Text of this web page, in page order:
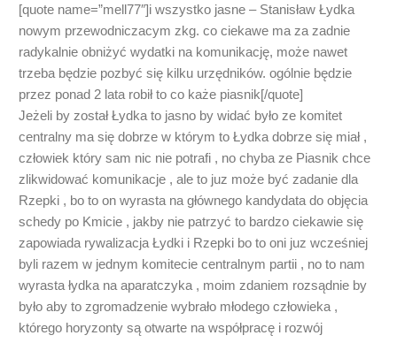
[quote name=”mell77″]i wszystko jasne – Stanisław Łydka
nowym przewodniczacym zkg. co ciekawe ma za zadnie
radykalnie obniżyć wydatki na komunikację, może nawet
trzeba będzie pozbyć się kilku urzędników. ogólnie będzie
przez ponad 2 lata robił to co każe piasnik[/quote]
Jeżeli by został Łydka to jasno by widać było ze komitet
centralny ma się dobrze w którym to Łydka dobrze się miał ,
człowiek który sam nic nie potrafi , no chyba ze Piasnik chce
zlikwidować komunikacje , ale to juz może być zadanie dla
Rzepki , bo to on wyrasta na głównego kandydata do objęcia
schedy po Kmicie , jakby nie patrzyć to bardzo ciekawie się
zapowiada rywalizacja Łydki i Rzepki bo to oni juz wcześniej
byli razem w jednym komitecie centralnym partii , no to nam
wyrasta łydka na aparatczyka , moim zdaniem rozsądnie by
było aby to zgromadzenie wybrało młodego człowieka ,
którego horyzonty są otwarte na współpracę i rozwój